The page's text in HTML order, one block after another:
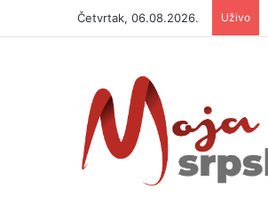
Četvrtak, 06.08.2026. Uživo